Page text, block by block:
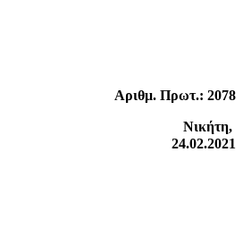
Αριθμ. Πρωτ.: 2078
Νικήτη,
24.02.2021